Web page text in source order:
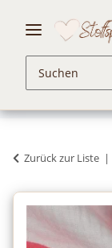
Zurück zur Liste